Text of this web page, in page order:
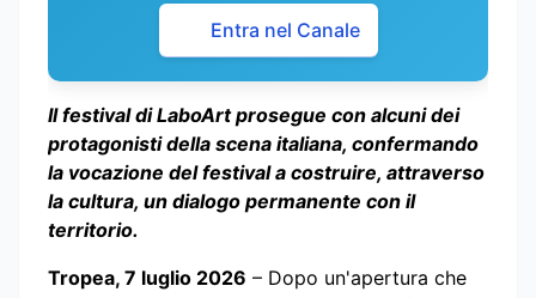
Entra nel Canale
Il festival di LaboArt prosegue con alcuni dei
protagonisti della scena italiana, confermando
la vocazione del festival a costruire, attraverso
la cultura, un dialogo permanente con il
territorio.
Tropea, 7 luglio 2026 – Dopo un'apertura che